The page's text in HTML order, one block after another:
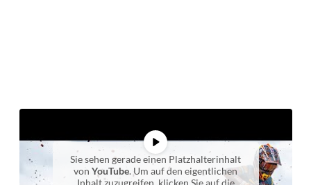
Sie sehen gerade einen Platzhalterinhalt
von YouTube. Um auf den eigentlichen